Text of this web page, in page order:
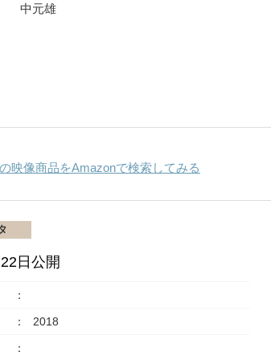
中元雄
映像商品をAmazonで検索してみる
日公開
2018